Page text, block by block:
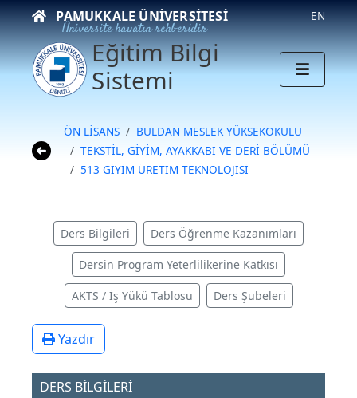
PAMUKKALE ÜNIVERSITESI
Üniversite hayatın rehberidir
EN
Eğitim Bilgi
Sistemi
ÖN LİSANS
BULDAN MESLEK YÜKSEKOKULU
TEKSTİL, GİYİM, AYAKKABI VE DERİ BÖLÜMÜ
513 GİYİM ÜRETİM TEKNOLOJİSİ
Ders Bilgileri Ders Öğrenme Kazanımları
Dersin Program Yeterlilikerine Katkısı
AKTS / İş Yükü Tablosu Ders Şubeleri
Yazdır
DERS BİLGİLERİ